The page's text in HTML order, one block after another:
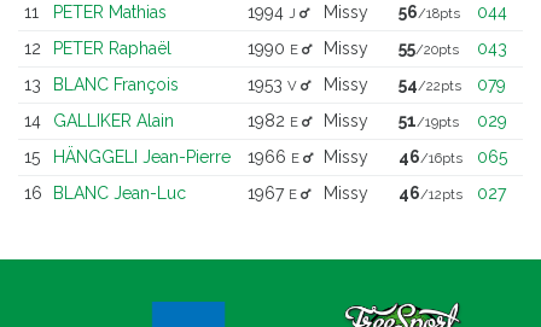
11
PETER Mathias 1994 J Missy 56/18pts
044
12
PETER Raphaël 1990 E Missy 55/20pts
043
13
BLANC François 1953 V Missy 54/22pts
079
14
GALLIKER Alain 1982 E Missy 51/19pts
029
15
HÄNGGELI Jean-Pierre 1966 E Missy 46/16pts
065
16
BLANC Jean-Luc 1967 E Missy 46/12pts 027